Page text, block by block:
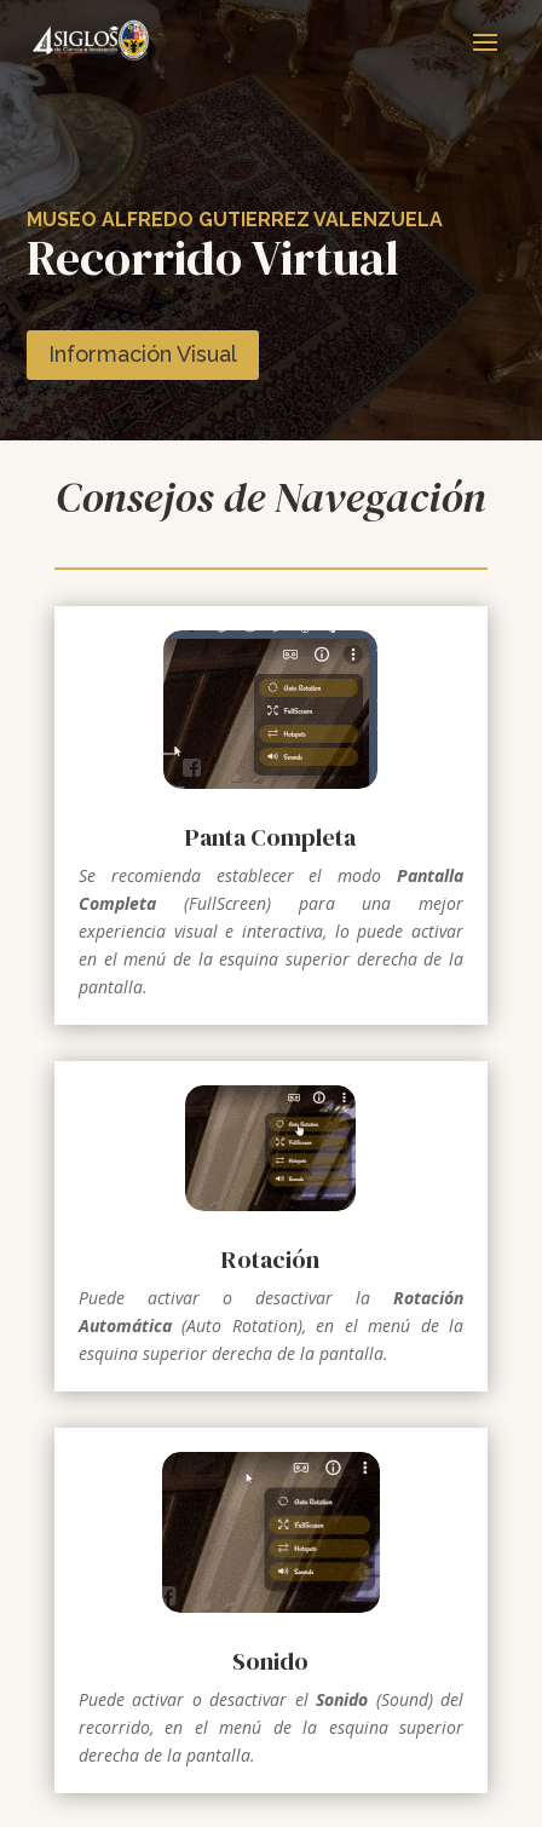
MUSEO ALFREDO GUTIERREZ VALENZUELA
Recorrido Virtual
Información Visual
Consejos de Navegación
Panta Completa
Se recomienda establecer el modo
Pantalla
Completa
(FullScreen) para una mejor
experiencia visual e interactiva, lo puede activar
en el menú de la esquina superior derecha de la
pantalla.
Rotación
Puede activar o desactivar la
Rotación
Automática (Auto Rotation), en el menú de la
esquina superior derecha de la pantalla.
Sonido
Puede activar o desactivar el Sonido (Sound) del
recorrido, en el menú de la esquina superior
derecha de la pantalla.